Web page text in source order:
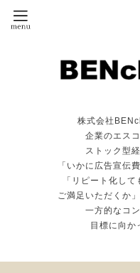
株式会社
企業のエス
ストック型
「いかに広告宣伝
「リピート化し
ご満足いただくか
一方的なコ
目標に向か